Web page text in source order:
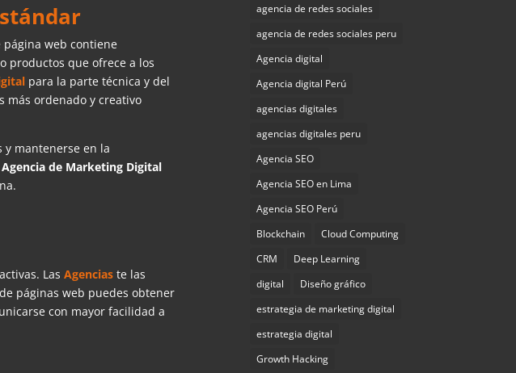
web contiene
productos que ofrece a los
para la parte técnica y del
más ordenado y creativo
mantenerse en la
Agencia de Marketing Digital
LasAgenciaste las
páginas web puedes obtener
con mayor facilidad a
agencia de redes sociales
agencia de redes sociales peru
Agencia digital
Agencia digital Perú
agencias digitales
agencias digitales peru
Agencia SEO
Agencia SEO en Lima
Agencia SEO Perú
Blockchain
Cloud Computing
CRM
Deep Learning
digital
Diseño gráfico
estrategia de marketing digital
estrategia digital
Growth Hacking